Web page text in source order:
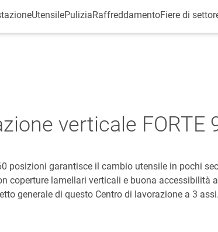
UtensilePuliziaRaffreddamentoFiere di
verticale FORTE
posizioni garantisce il cambio utensile in pochi
coperture lamellari verticali e buona accessibilità
generale di questo Centro di lavorazione a 3